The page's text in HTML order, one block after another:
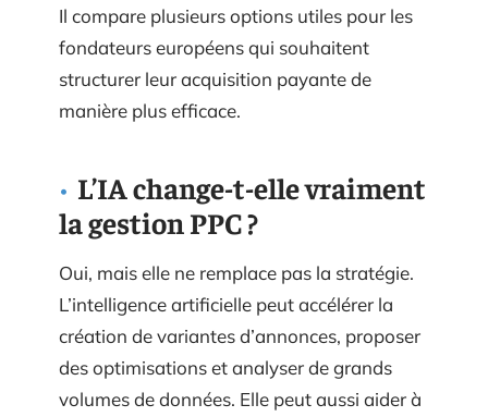
Il compare plusieurs options utiles pour les
fondateurs européens qui souhaitent
structurer leur acquisition payante de
manière plus efficace.
L’IA change-t-elle vraiment
la gestion PPC ?
Oui, mais elle ne remplace pas la stratégie.
L’intelligence artificielle peut accélérer la
création de variantes d’annonces, proposer
des optimisations et analyser de grands
volumes de données. Elle peut aussi aider à